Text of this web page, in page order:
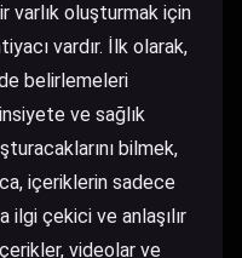
varlık oluşturmak için
vardır. İlk olarak,
belirlemeleri
ve sağlık
bilmek,
içeriklerin sadece
ilgi çekici ve anlaşılır
videolar ve